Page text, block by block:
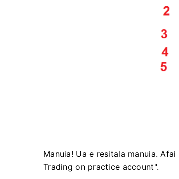
Manuia! ​​Ua e resitala manuia. Afai
Trading on practice account".